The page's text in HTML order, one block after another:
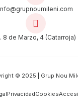
8 de Marzo, 4 (Catarroja)
© 2025 | Grup Nou
PrivacidadCookies